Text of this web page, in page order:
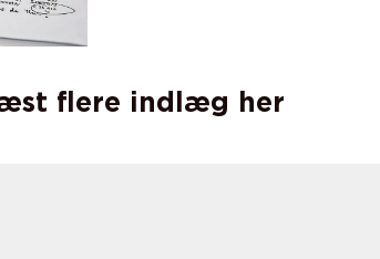
flere indlæg her